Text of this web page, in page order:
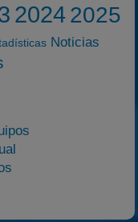
20242025
Noticias